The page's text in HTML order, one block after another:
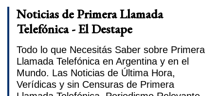
Noticias de Primera Llamada
Telefónica - El Destape
Todo lo que Necesitás Saber sobre Primera
Llamada Telefónica en Argentina y en el
Mundo. Las Noticias de Última Hora,
Verídicas y sin Censuras de Primera